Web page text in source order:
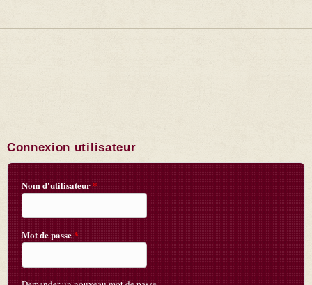
Connexion utilisateur
Nom d'utilisateur*
Mot de passe*